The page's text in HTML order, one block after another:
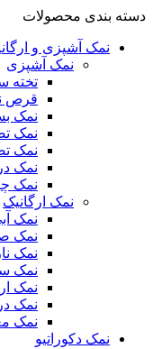
دسته بندی محصولات
نمک آشپزی و
نمک آشپزی
تخته
قرص
نمک
نمک
نمک
نمک
نمک
نمک ارگانیک
نمک
نمک
نمک
نمک
نمک
نمک
نمک
نمک دکوراتیو